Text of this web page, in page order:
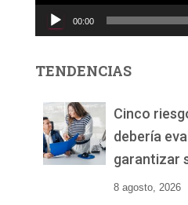
c
d
00:00
TENDENCIAS
Cinco
debería
garantizar
8 agosto, 2026